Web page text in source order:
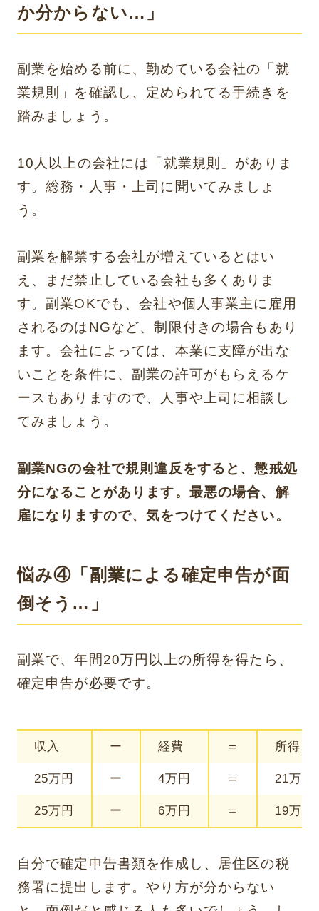
か分からない…」
副業を始める前に、勤めている会社の「就
業規則」を確認し、定められてる手続きを
踏みましょう。
10人以上の会社には「就業規則」がありま
す。総務・人事・上司に聞いてみましょ
う。
副業を解禁する会社が増えているとはい
え、まだ禁止している会社も多くありま
す。副業OKでも、会社や個人事業主に雇用
されるのはNGなど、制限付きの場合もあり
ます。会社によっては、本業に支障が出な
いことを条件に、副業の許可がもらえるケ
ースもありますので、人事や上司に相談し
てみましょう。
副業NGの会社で規則違反をすると、懲戒処
分になることがあります。最悪の場合、解
雇になりますので、気をつけてください。
悩み④「副業による確定申告が面
倒そう…」
副業で、年間20万円以上の所得を得たら、
確定申告が必要です。
収入 ー 経費 ＝ 所得
25万円 ー 4万円 ＝ 21万円
25万円 ー 6万円 ＝ 19万円
自分で確定申告書類を作成し、居住区の税
務署に提出します。やり方が分からない